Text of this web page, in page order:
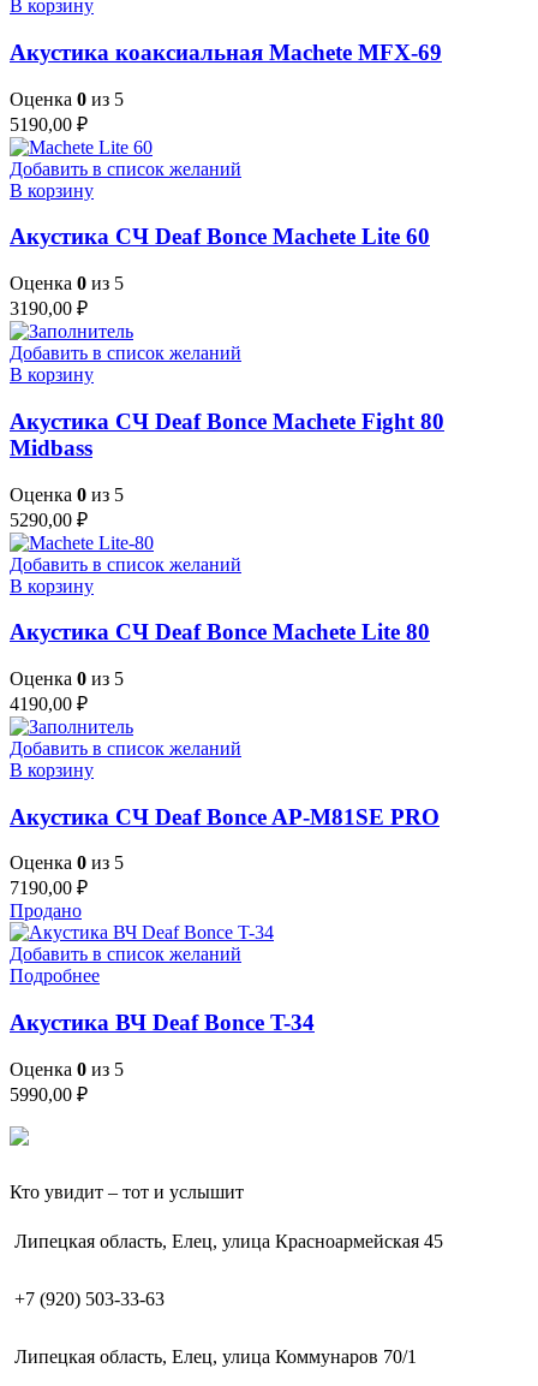
В корзину
Акустика коаксиальная Machete MFX-69
Оценка 0 из 5
5190,00 ₽
Добавить в список желаний
В корзину
Акустика СЧ Deaf Bonce Machete Lite 60
Оценка 0 из 5
3190,00 ₽
Добавить в список желаний
В корзину
Акустика СЧ Deaf Bonce Machete Fight 80
Midbass
Оценка 0 из 5
5290,00 ₽
Добавить в список желаний
В корзину
Акустика СЧ Deaf Bonce Machete Lite 80
Оценка 0 из 5
4190,00 ₽
Добавить в список желаний
В корзину
Акустика СЧ Deaf Bonce AP-M81SE PRO
Оценка 0 из 5
7190,00 ₽
Продано
Добавить в список желаний
Подробнее
Акустика ВЧ Deaf Bonce T-34
Оценка 0 из 5
5990,00 ₽
Кто увидит – тот и услышит
Липецкая область, Елец, улица Красноармейская 45
+7 (920) 503-33-63
Липецкая область, Елец, улица Коммунаров 70/1